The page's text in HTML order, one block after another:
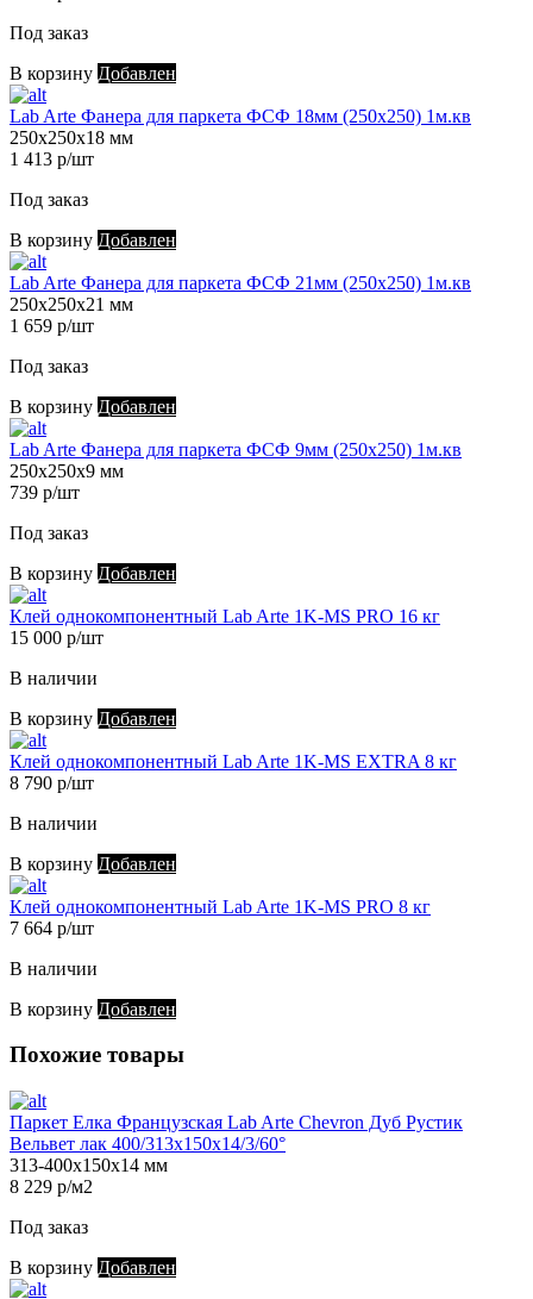
Под заказ
В корзину Добавлен
Lab Arte Фанера для паркета ФСФ 18мм (250х250) 1м.кв
250х250х18 мм
1 413 р/шт
Под заказ
В корзину Добавлен
Lab Arte Фанера для паркета ФСФ 21мм (250х250) 1м.кв
250х250х21 мм
1 659 р/шт
Под заказ
В корзину Добавлен
Lab Arte Фанера для паркета ФСФ 9мм (250х250) 1м.кв
250х250х9 мм
739 р/шт
Под заказ
В корзину Добавлен
Клей однокомпонентный Lab Arte 1K-MS PRO 16 кг
15 000 р/шт
В наличии
В корзину Добавлен
Клей однокомпонентный Lab Arte 1K-MS EXTRA 8 кг
8 790 р/шт
В наличии
В корзину Добавлен
Клей однокомпонентный Lab Arte 1K-MS PRO 8 кг
7 664 р/шт
В наличии
В корзину Добавлен
Похожие товары
Паркет Елка Французская Lab Arte Chevron Дуб Рустик
Вельвет лак 400/313х150х14/3/60°
313-400х150х14 мм
8 229 р/м2
Под заказ
В корзину Добавлен